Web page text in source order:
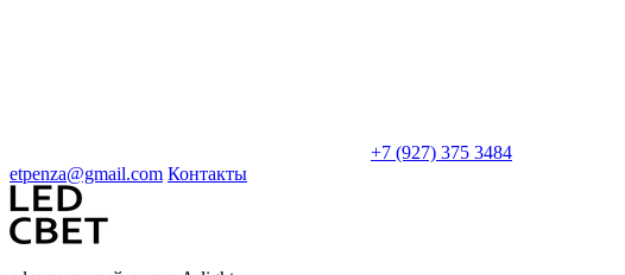
+7 (927) 375 3484
etpenza@gmail.com Контакты